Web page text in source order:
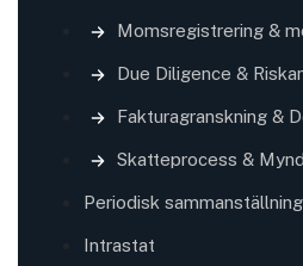
Momsregistrering &
Due Diligence &
Fakturagranskning &
Skatteprocess &
Periodisk sammanställning
Intrastat